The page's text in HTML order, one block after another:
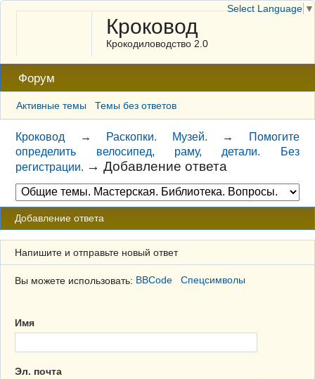
Кроковод
Крокодиловодство 2.0
Форум
Активные темы Темы без ответов
Кроковод → Раскопки. Музей. →
Помогите
определить велосипед, раму, детали. Без
регистрации. →Добавление ответа
Добавление ответа
Напишите и отправьте новый ответ
Вы можете использовать: BBCode Спецсимволы
Имя
Эл. почта
Select Language ▼